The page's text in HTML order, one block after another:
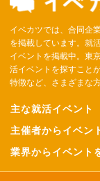
イベカツでは、合同企
を掲載しています。就
イベントを掲載中。東
活イベントを探すこと
特徴など、さまざまな
主な就活イベント
主催者からイベン
業界からイベント